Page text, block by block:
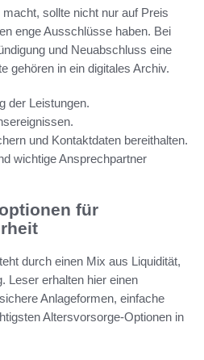
sollte nicht nur auf Preis
enge Ausschlüsse haben. Bei
und Neuabschluss eine
gehören in ein digitales Archiv.
der Leistungen.
und Kontaktdaten bereithalten.
wichtige Ansprechpartner
für
durch einen Mix aus Liquidität,
Leser erhalten hier einen
Anlageformen, einfache
Altersvorsorge-Optionen in